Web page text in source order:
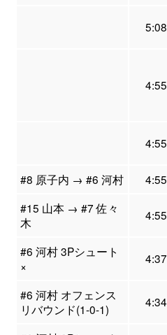
5:08
4:55
4:55
#8 原子内 → #6 河村
4:55
#15 山本 → #7 佐々
木
4:55
#6 河村 3Pシュート
×
4:37
#6 河村 オフェンス
リバウンド(1-0-1)
4:34